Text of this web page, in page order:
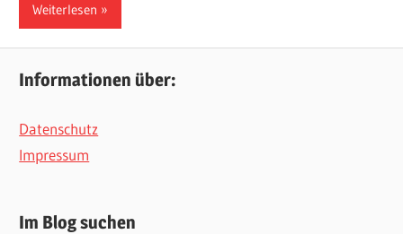
Weiterlesen
Informationen über:
Datenschutz
Impressum
Im Blog suchen